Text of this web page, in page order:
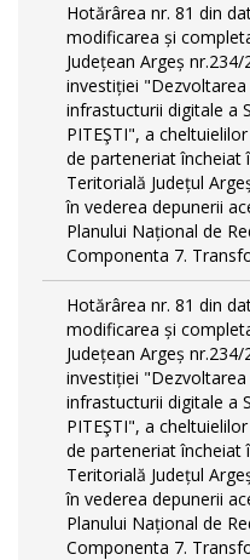
Hotărârea nr. 81 din
modificarea și
Județean Argeș
investiției
infrastucturii digitale a
PITEŞTI", a
de parteneriat încheiat
Teritorială Județul
în vederea depunerii
Planului Național de
Componenta 7.
Hotărârea nr. 81 din
modificarea și
Județean Argeș
investiției
infrastucturii digitale a
PITEŞTI", a
de parteneriat încheiat
Teritorială Județul
în vederea depunerii
Planului Național de
Componenta 7.